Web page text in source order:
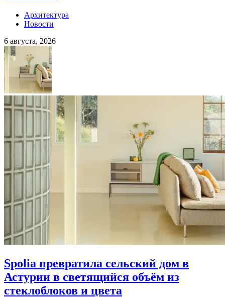
Архитектура
Новости
6 августа, 2026
Spolia превратила сельский дом в
Астурии в светящийся объём из
стеклоблоков и цвета